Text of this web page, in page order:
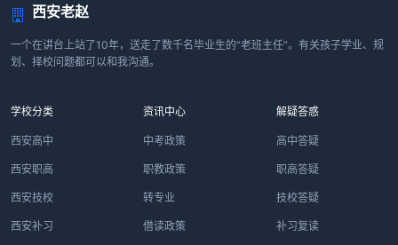
西安老赵
一个在讲台上站了10年，送走了数千名毕业生的“老班主任”。有关孩子学业、规
划、择校问题都可以和我沟通。
学校分类
西安高中
西安职高
西安技校
西安补习
资讯中心
中考政策
职教政策
转专业
借读政策
解疑答惑
高中答疑
职高答疑
技校答疑
补习复读